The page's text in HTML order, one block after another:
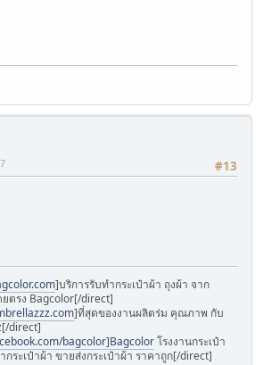
#13
]บริการรับทำกระเป๋าผ้า ถุงผ้า จาก
ยตรง Bagcolor[/direct]
]ที่สุดของงานผลิตร่ม คุณภาพ กับ
direct]
bagcolor]Bagcolorโรงงานกระเป๋า
กระเป๋าผ้า ขายส่งกระเป๋าผ้า ราคาถูก[/direct]